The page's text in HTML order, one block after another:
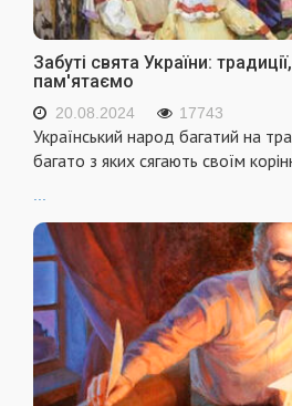
Забуті свята України:
пам'ятаємо
20.08.2024 17743
Український народ багатий на
багато з яких сягають своїм
...